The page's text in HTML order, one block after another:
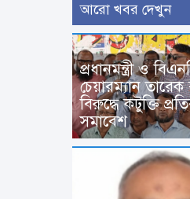
আরো খবর দেখুন
প্রধানমন্ত্রী ও
চেয়ারম্যান
বিরুদ্ধে কটুক্তি
সমাবেশ